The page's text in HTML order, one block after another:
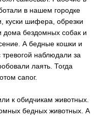
в нашем городке
куски шифера, обрезки
бездомных собак и
А бедные кошки и
наблюдали за
лаять. Тогда
сапог.
к обидчикам животных.
бедных животных. А